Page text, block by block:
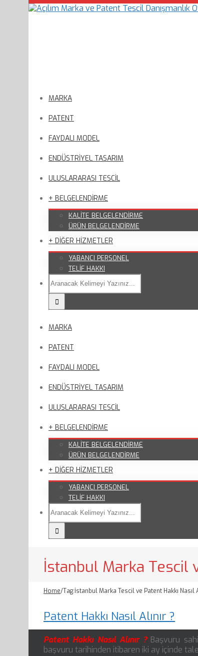
MARKA
PATENT
FAYDALI MODEL
ENDÜSTRİYEL TASARIM
ULUSLARARASI TESCİL
+ BELGELENDİRME
KALİTE BELGELENDİRME
ÜRÜN BELGELENDİRME
+ DİĞER HİZMETLER
YABANCI PERSONEL
TELİF HAKKI
MARKA
PATENT
FAYDALI MODEL
ENDÜSTRİYEL TASARIM
ULUSLARARASI TESCİL
+ BELGELENDİRME
KALİTE BELGELENDİRME
ÜRÜN BELGELENDİRME
+ DİĞER HİZMETLER
YABANCI PERSONEL
TELİF HAKKI
İstanbul Marka Tescil
Home/Tag:İstanbul Marka Tescil ve Patent Hakkı Nasıl
Patent Hakkı Nasıl Alınır ?
Patent Hakkı Nasıl Alınır ?Başvuru
başvuru tarihinden itibaren iki ay içinde